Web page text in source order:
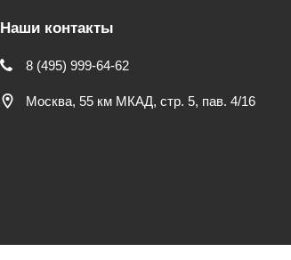
Наши контакты
8 (495) 999-64-62
Москва, 55 км МКАД, стр. 5, пав. 4/16